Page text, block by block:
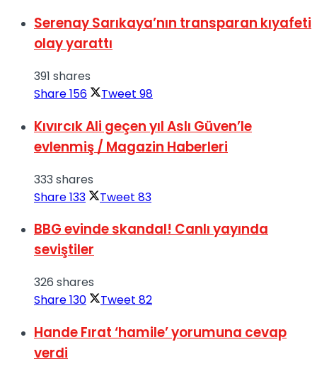
Serenay Sarıkaya’nın transparan kıyafeti
olay yarattı
391 shares
Share156 Tweet 98
Kıvırcık Ali geçen yıl Aslı Güven’le
evlenmiş / Magazin Haberleri
333 shares
Share133 Tweet 83
BBG evinde skandal! Canlı yayında
seviştiler
326 shares
Share130 Tweet 82
Hande Fırat ‘hamile’ yorumuna cevap
verdi